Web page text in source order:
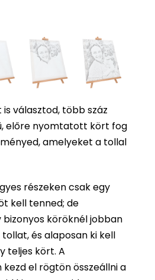
választod, több száz
előre nyomtatott kört fog
amelyeket a tollal
részeken csak egy
kell tenned; de
köröknél jobban
és alaposan ki kell
teljes kört. A
el rögtön összeállni a